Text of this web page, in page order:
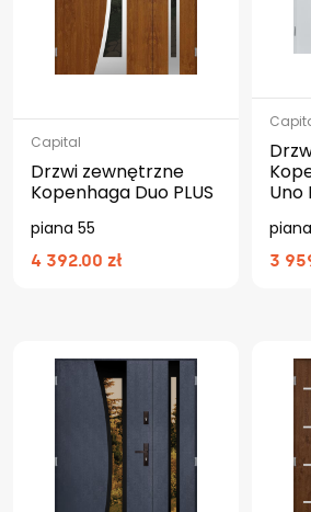
Capital
Drzwi zewnętrzne
Kopenhaga Duo PLUS
piana 55
4 392.00 zł
Uno
3